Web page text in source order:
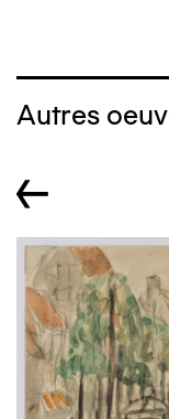
Autres
←